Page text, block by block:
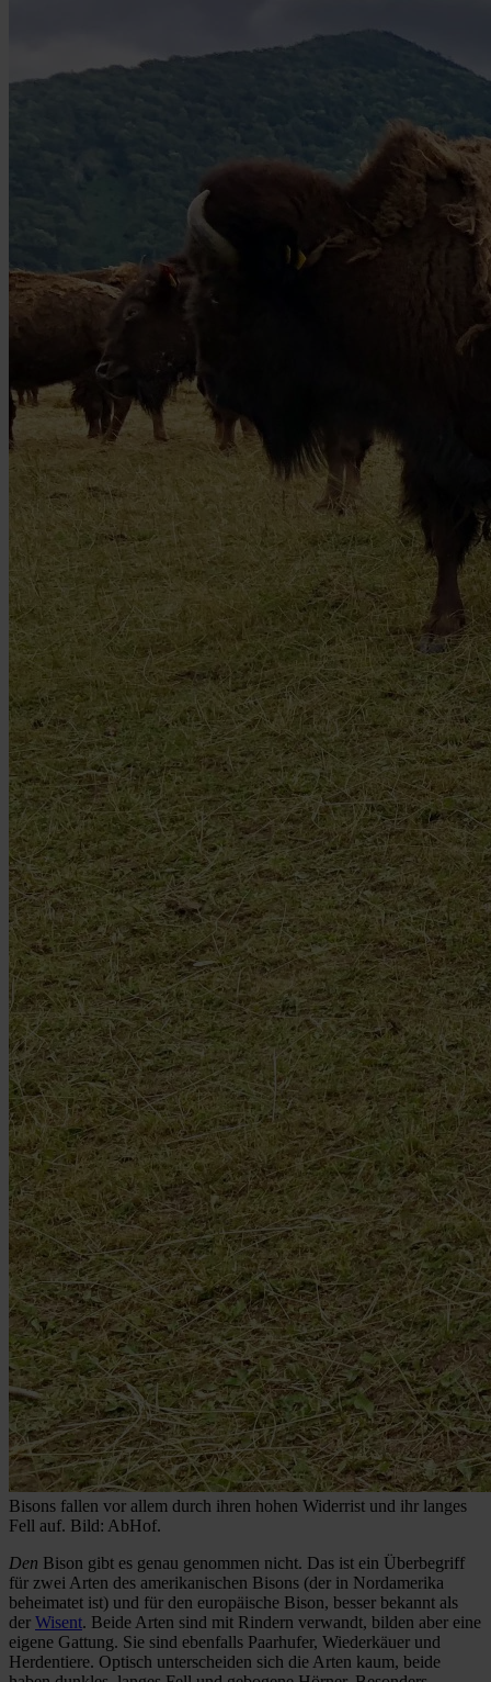
Bisons fallen vor allem durch ihren hohen Widerrist und ihr langes
Fell auf. Bild: AbHof.
Den Bison gibt es genau genommen nicht. Das ist ein Überbegriff
für zwei Arten des amerikanischen Bisons (der in Nordamerika
beheimatet ist) und für den europäische Bison, besser bekannt als
der Wisent. Beide Arten sind mit Rindern verwandt, bilden aber eine
eigene Gattung. Sie sind ebenfalls Paarhufer, Wiederkäuer und
Herdentiere. Optisch unterscheiden sich die Arten kaum, beide